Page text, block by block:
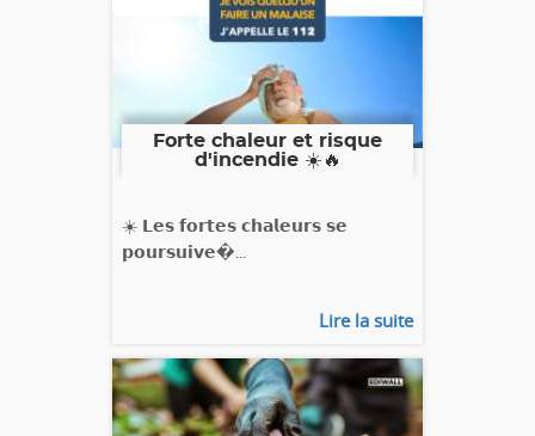
Forte chaleur et risque
d'incendie ☀️🔥
☀️ 𝗟𝗲𝘀 𝗳𝗼𝗿𝘁𝗲𝘀 𝗰𝗵𝗮𝗹𝗲𝘂𝗿𝘀 𝘀𝗲
𝗽𝗼𝘂𝗿𝘀𝘂𝗶𝘃𝗲�...
Lire la suite